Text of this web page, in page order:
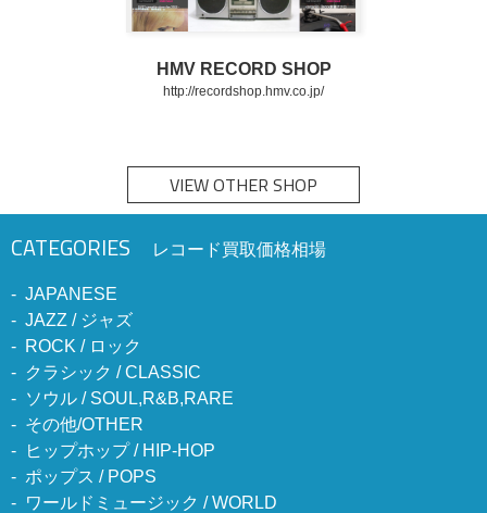
HMV RECORD SHOP
http://recordshop.hmv.co.jp/
VIEW OTHER SHOP
CATEGORIES レコード買取価格相場
JAPANESE
JAZZ / ジャズ
ROCK / ロック
クラシック / CLASSIC
ソウル / SOUL,R&B,RARE
その他/OTHER
ヒップホップ / HIP-HOP
ポップス / POPS
ワールドミュージック / WORLD